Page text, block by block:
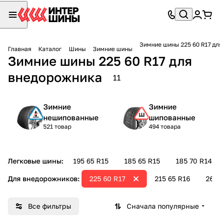
Главная Каталог Шины Зимние шины
Зимние шины 225 60 R17
Зимние шины 225 60 R17 для
внедорожника
11
Зимние
нешипованные
521 товар
Зимние
шипованные
494 товара
Легковые шины: 195 65 R15 185 65 R15 185 70 R14
Для внедорожников: 215 65 R16 265
225 60 R17
Все фильтры Сначала популярные